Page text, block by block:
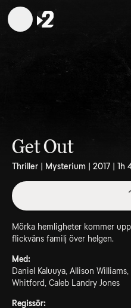
Get Out
Thriller | Mysterium | 2017 | 1h
Mörka hemligheter kommer
flickväns familj över helgen.
Med:
Daniel Kaluuya, Allison
Whitford, Caleb Landry Jones
Regissör: